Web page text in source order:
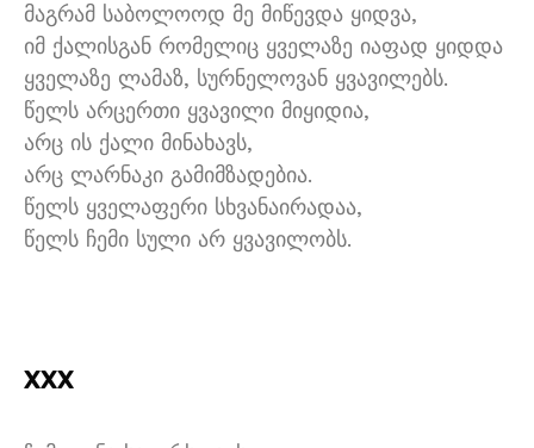
მაგრამ საბოლოოდ მე მიწევდა ყიდვა,
იმ ქალისგან რომელიც ყველაზე იაფად ყიდდა
ყველაზე ლამაზ, სურნელოვან ყვავილებს.
წელს არცერთი ყვავილი მიყიდია,
არც ის ქალი მინახავს,
არც ლარნაკი გამიმზადებია.
წელს ყველაფერი სხვანაირადაა,
წელს ჩემი სული არ ყვავილობს.
xxx